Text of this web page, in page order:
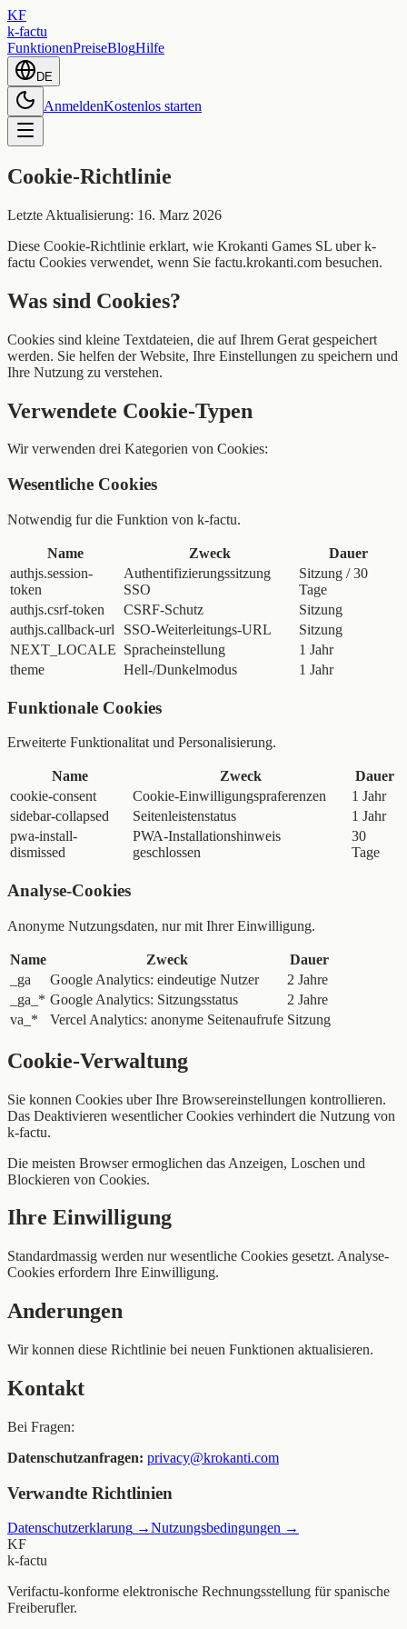
KF
k-factu
FunktionenPreiseBlogHilfe
DE
AnmeldenKostenlos starten
Cookie-Richtlinie
Letzte Aktualisierung: 16. Marz 2026
Diese Cookie-Richtlinie erklart, wie Krokanti Games SL uber k-
factu Cookies verwendet, wenn Sie factu.krokanti.com besuchen.
Was sind Cookies?
Cookies sind kleine Textdateien, die auf Ihrem Gerat gespeichert
werden. Sie helfen der Website, Ihre Einstellungen zu speichern und
Ihre Nutzung zu verstehen.
Verwendete Cookie-Typen
Wir verwenden drei Kategorien von Cookies:
Wesentliche Cookies
Notwendig fur die Funktion von k-factu.
Name Zweck
Dauer
authjs.session-
token
Authentifizierungssitzung
SSO
Sitzung / 30
Tage
authjs.csrf-token
CSRF-Schutz
Sitzung
authjs.callback-url
SSO-Weiterleitungs-URL
Sitzung
NEXT_LOCALE Spracheinstellung
1 Jahr
theme
Hell-/Dunkelmodus 1 Jahr
Funktionale Cookies
Erweiterte Funktionalitat und Personalisierung.
Name Zweck
Dauer
cookie-consent
Cookie-Einwilligungspraferenzen
1 Jahr
sidebar-collapsed
Seitenleistenstatus
1 Jahr
pwa-install-
dismissed
PWA-Installationshinweis
geschlossen
30
Tage
Analyse-Cookies
Anonyme Nutzungsdaten, nur mit Ihrer Einwilligung.
Name Zweck
Dauer
_ga
Google Analytics: eindeutige Nutzer
2 Jahre
_ga_* Google Analytics: Sitzungsstatus
2 Jahre
va_*
Vercel Analytics: anonyme Seitenaufrufe Sitzung
Cookie-Verwaltung
Sie konnen Cookies uber Ihre Browsereinstellungen kontrollieren.
Das Deaktivieren wesentlicher Cookies verhindert die Nutzung von
k-factu.
Die meisten Browser ermoglichen das Anzeigen, Loschen und
Blockieren von Cookies.
Ihre Einwilligung
Standardmassig werden nur wesentliche Cookies gesetzt. Analyse-
Cookies erfordern Ihre Einwilligung.
Anderungen
Wir konnen diese Richtlinie bei neuen Funktionen aktualisieren.
Kontakt
Bei Fragen:
Datenschutzanfragen: privacy@krokanti.com
Verwandte Richtlinien
Datenschutzerklarung →Nutzungsbedingungen →
KF
k-factu
Verifactu-konforme elektronische Rechnungsstellung für spanische
Freiberufler.